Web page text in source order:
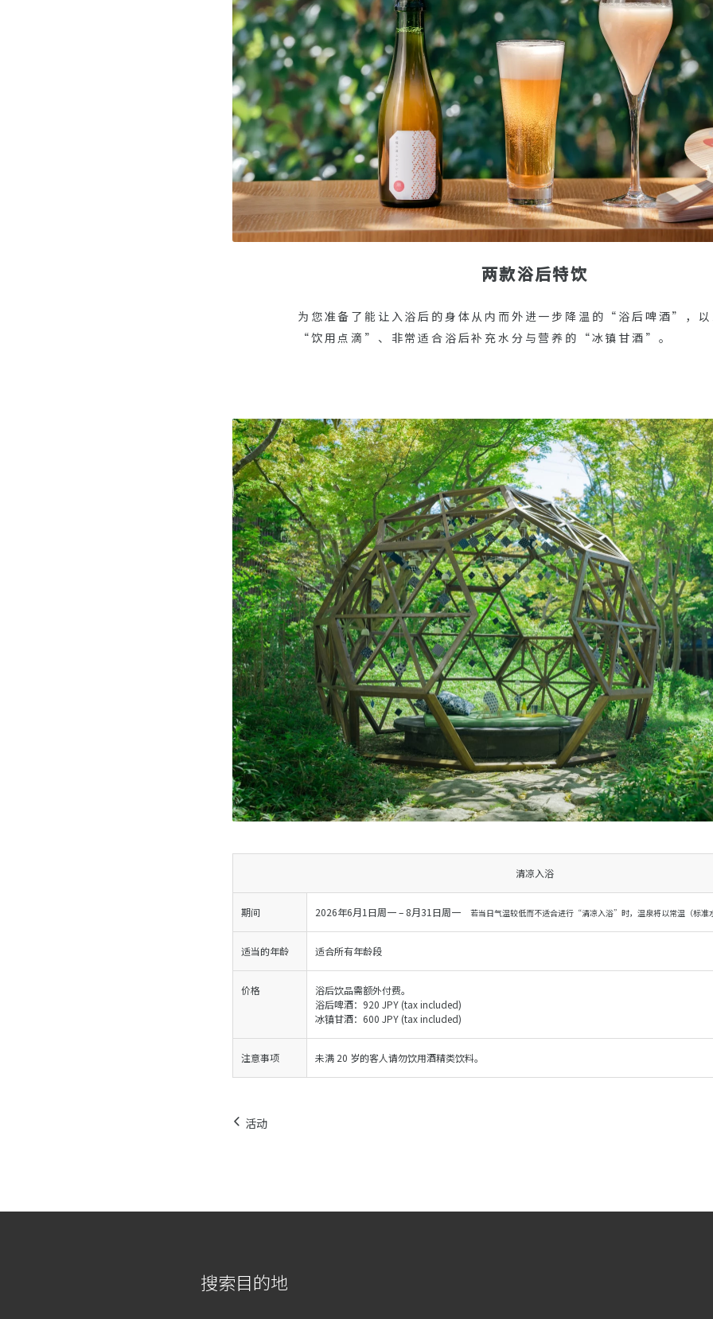
两款浴后特饮
为您准备了能让入浴后的身体从内而外进一步降温的“浴后啤酒”，
“饮用点滴”、非常适合浴后补充水分与营养的“冰镇甘酒”。
清凉入浴
期间 2026年6月1日周一 – 8月31日周一 若当日气温较低而不适合进行“清凉入浴”时，温泉将以常温（标准
适当的年龄 适合所有年龄段
价格
浴后饮品需额外付费。
浴后啤酒：920 JPY (tax included)
冰镇甘酒：600 JPY (tax included)
注意事项 未满 20 岁的客人请勿饮用酒精类饮料。
活动
搜索目的地